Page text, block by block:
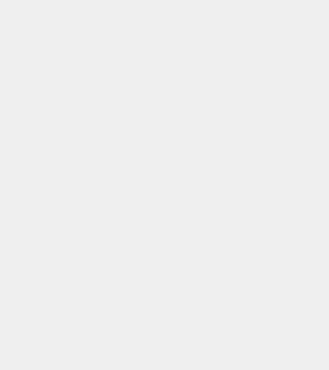
Izlet na Ljubljansko
Odkrivanje skrivnosti Ljubljanskega